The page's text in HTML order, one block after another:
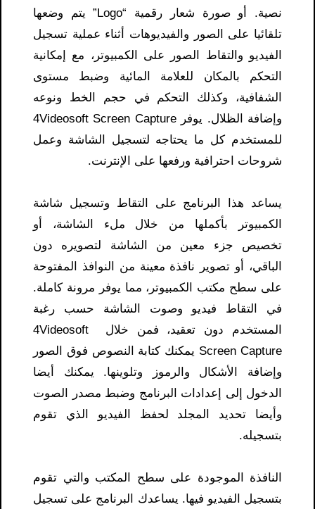
نصية. أو صورة شعار رقمية “Logo” يتم وضعها
تلقائيا على الصور والفيديوهات أثناء عملية تسجيل
الفيديو والتقاط الصور على الكمبيوتر، مع إمكانية
التحكم بالمكان للعلامة المائية وضبط مستوى
الشفافية، وكذلك التحكم في حجم الخط ونوعه
وإضافة الظلال. يوفر 4Videosoft Screen Capture
للمستخدم كل ما يحتاجه لتسجيل الشاشة وعمل
شروحات احترافية ورفعها على الإنترنت.
يساعد هذا البرنامج على التقاط وتسجيل شاشة
الكمبيوتر بأكملها من خلال ملء الشاشة، أو
تخصيص جزء معين من الشاشة لتصويره دون
الباقي، أو تصوير نافذة معينة من النوافذ المفتوحة
على سطح مكتب الكمبيوتر، مما يوفر مرونة كاملة.
في التقاط فيديو وصوت الشاشة حسب رغبة
المستخدم دون تعقيد، فمن خلال 4Videosoft
Screen Capture يمكنك كتابة النصوص فوق الصور
وإضافة الأشكال والرموز وتلوينها. يمكنك أيضا
الدخول إلى إعدادات البرنامج وضبط مصدر الصوت
وأيضا تحديد المجلد لحفظ الفيديو الذي تقوم
بتسجيله.
النافذة الموجودة على سطح المكتب والتي تقوم
بتسجيل الفيديو فيها. يساعدك البرنامج على تسجيل